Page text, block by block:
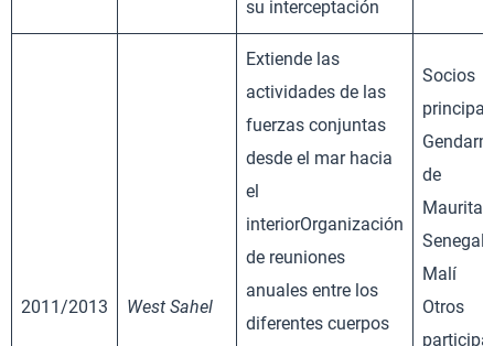
su interceptación
2011/2013 West Sahel
Extiende las
actividades de las
fuerzas conjuntas
desde el mar hacia
el
interiorOrganización
de reuniones
anuales entre los
diferentes cuerpos
Socios
de
Senegal
Malí
Otros